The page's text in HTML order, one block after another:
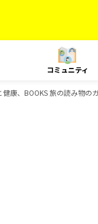
コミュニティ
康、BOOKS 旅の読み物の